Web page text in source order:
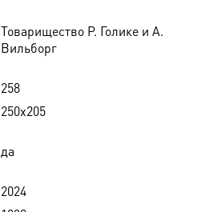
Товарищество Р. Голике и А.
Вильборг
258
250х205
да
2024